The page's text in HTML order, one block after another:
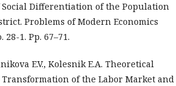
Social Differentiation of the Population
Problems of Modern Economics
1. Pp. 67–71.
E.V., Kolesnik E.A. Theoretical
of the Labor Market and